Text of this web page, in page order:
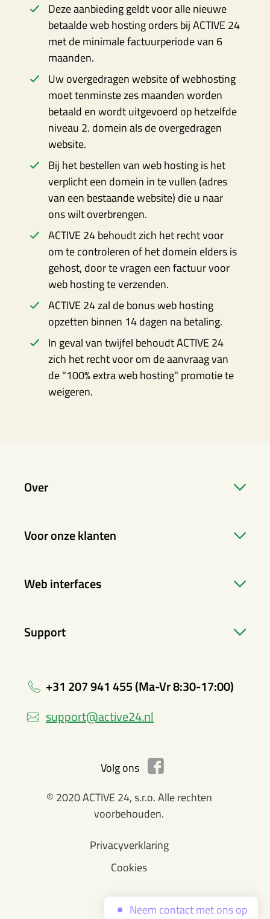
Deze aanbieding geldt voor alle nieuwe
betaalde web hosting orders bij ACTIVE 24
met de minimale factuurperiode van 6
maanden.
Uw overgedragen website of webhosting
moet tenminste zes maanden worden
betaald en wordt uitgevoerd op hetzelfde
niveau 2. domein als de overgedragen
website.
Bij het bestellen van web hosting is het
verplicht een domein in te vullen (adres
van een bestaande website) die u naar
ons wilt overbrengen.
ACTIVE 24 behoudt zich het recht voor
om te controleren of het domein elders is
gehost, door te vragen een factuur voor
web hosting te verzenden.
ACTIVE 24 zal de bonus web hosting
opzetten binnen 14 dagen na betaling.
In geval van twijfel behoudt ACTIVE 24
zich het recht voor om de aanvraag van
de "100% extra web hosting" promotie te
weigeren.
Over
Voor onze klanten
Web interfaces
Support
+31 207 941 455 (Ma-Vr 8:30-17:00)
support@active24.nl
Volg ons
© 2020 ACTIVE 24, s.r.o. Alle rechten
voorbehouden.
Privacyverklaring
Cookies
Neem contact met ons op